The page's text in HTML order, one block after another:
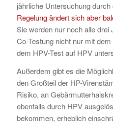
jährliche Untersuchung durch
Regelung ändert sich aber
Sie werden nur noch alle drei
Co-Testung nicht nur mit dem
dem HPV-Test auf HPV
Außerdem gibt es die
den Großteil der HP-
Risiko, an
ebenfalls durch HPV
bekommen, erheblich